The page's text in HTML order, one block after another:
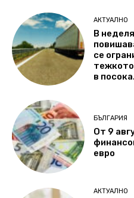
АКТУАЛНО
В
се
в
БЪЛГАРИЯ
От 9
евро
АКТУАЛНО